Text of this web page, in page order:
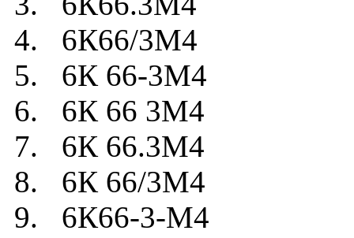
4. 6К66/3М4
5. 6К 66-3М4
6. 6К 66 3М4
7. 6К 66.3М4
8. 6К 66/3М4
9. 6К66-3-М4